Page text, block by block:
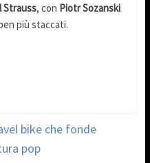
Strauss, con Piotr Sozanski
più staccati.
bike che fonde
pop